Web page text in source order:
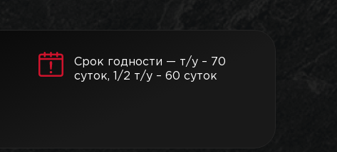
Срок годности — т/у – 70
суток, 1/2 т/у – 60 суток